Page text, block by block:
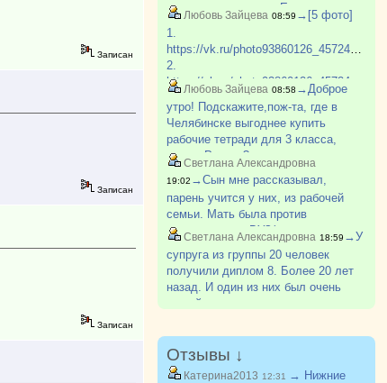
Записан
Записан
Записан
выходило дешевле. Есть еще
какой-то Игнат, который этим
занимается. У него многие
закупают пособия. Могу поискат?
Любовь Зайцева 08:59 →[5 фото]
1.
https://vk.ru/photo93860126_457248860
2.
https://vk.ru/photo93860126_457248858
https://vk.ru/photo93860126_457248859
4.
https://vk.ru/photo93860126_457248861
5.
https://vk.ru/photo93860126_457248862
Любовь Зайцева 08:58 →Доброе
утро! Подскажите,пож-та, где в
Челябинске выгоднее купить
рабочие тетради для 3 класса,
школа России?
Светлана Александровна
19:02 →Сын мне рассказывал,
парень учится у них, из рабочей
семьи. Мать была против
поступления в ВУЗ(парень
поступил). Говорила ему после
школы идти работать на завод. Как-
то так.
Светлана Александровна 18:59 →У
супруга из группы 20 человек
получили диплом 8. Более 20 лет
назад. И один из них был очень
умный парень из деревни, не
работать и много пропускать. Был
самым лучшим в группе. И так
бывает.
Отзывы ↓
Катерина2013 12:31
→ Нижние